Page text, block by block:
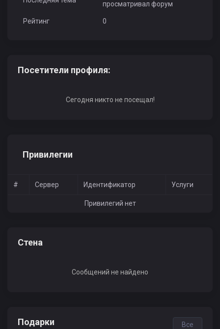
просматривал форум
Рейтинг 0
Посетители профиля:
Сегодня никто не посещал!
Привилегии
# Сервер Идентификатор Услуги
Привилегий нет
Стена
Сообщений не найдено
Подарки Все